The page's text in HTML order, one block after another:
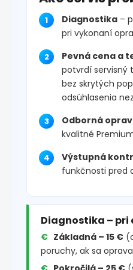
Diagnostika –
pri vykonaní
Pevná cena a
potvrdí servisný
bez skrytých
odsúhlasenia
Odborná
kvalitné
Výstupná
funkčnosti pred
Diagnostika – pri
Základná – 15 €
poruchy, ak sa